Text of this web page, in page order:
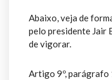
Abaixo, veja de
pelo presidente Jair
de vigorar.
Artigo 9º, parágrafo